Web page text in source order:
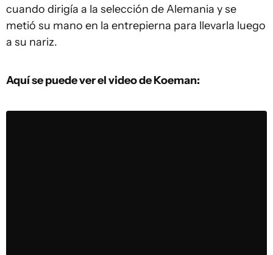
cuando dirigía a la selección de Alemania y se
metió su mano en la entrepierna para llevarla luego
a su nariz.
Aquí se puede ver el video de Koeman: